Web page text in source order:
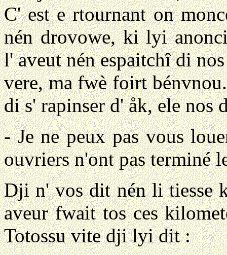
C' est e rtournant on
nén drovowe, ki lyi
l' aveut nén espaitchî di
vere, ma fwè foirt
di s' rapinser d' åk, ele nos
-Je ne peux pas vous
ouvriers n'ont pas terminé
Dji n' vos dit nén li tiesse
aveur fwait tos ces
Totossu vite dji lyi dit :